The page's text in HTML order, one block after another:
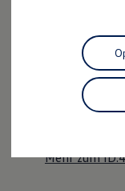
Zubehör
Der ID.4
Kraftvoll wie
Mehr zum